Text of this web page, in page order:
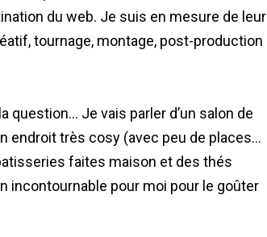
du web. Je suis en mesure de leur
tournage, montage, post-production
question… Je vais parler d’un salon de
endroit très cosy (avec peu de places…
faites maison et des thés
incontournable pour moi pour le goûter